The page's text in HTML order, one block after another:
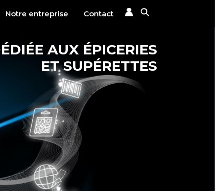
Notre entreprise Contact
AUX ÉPICERIES
ET SUPÉRETTES